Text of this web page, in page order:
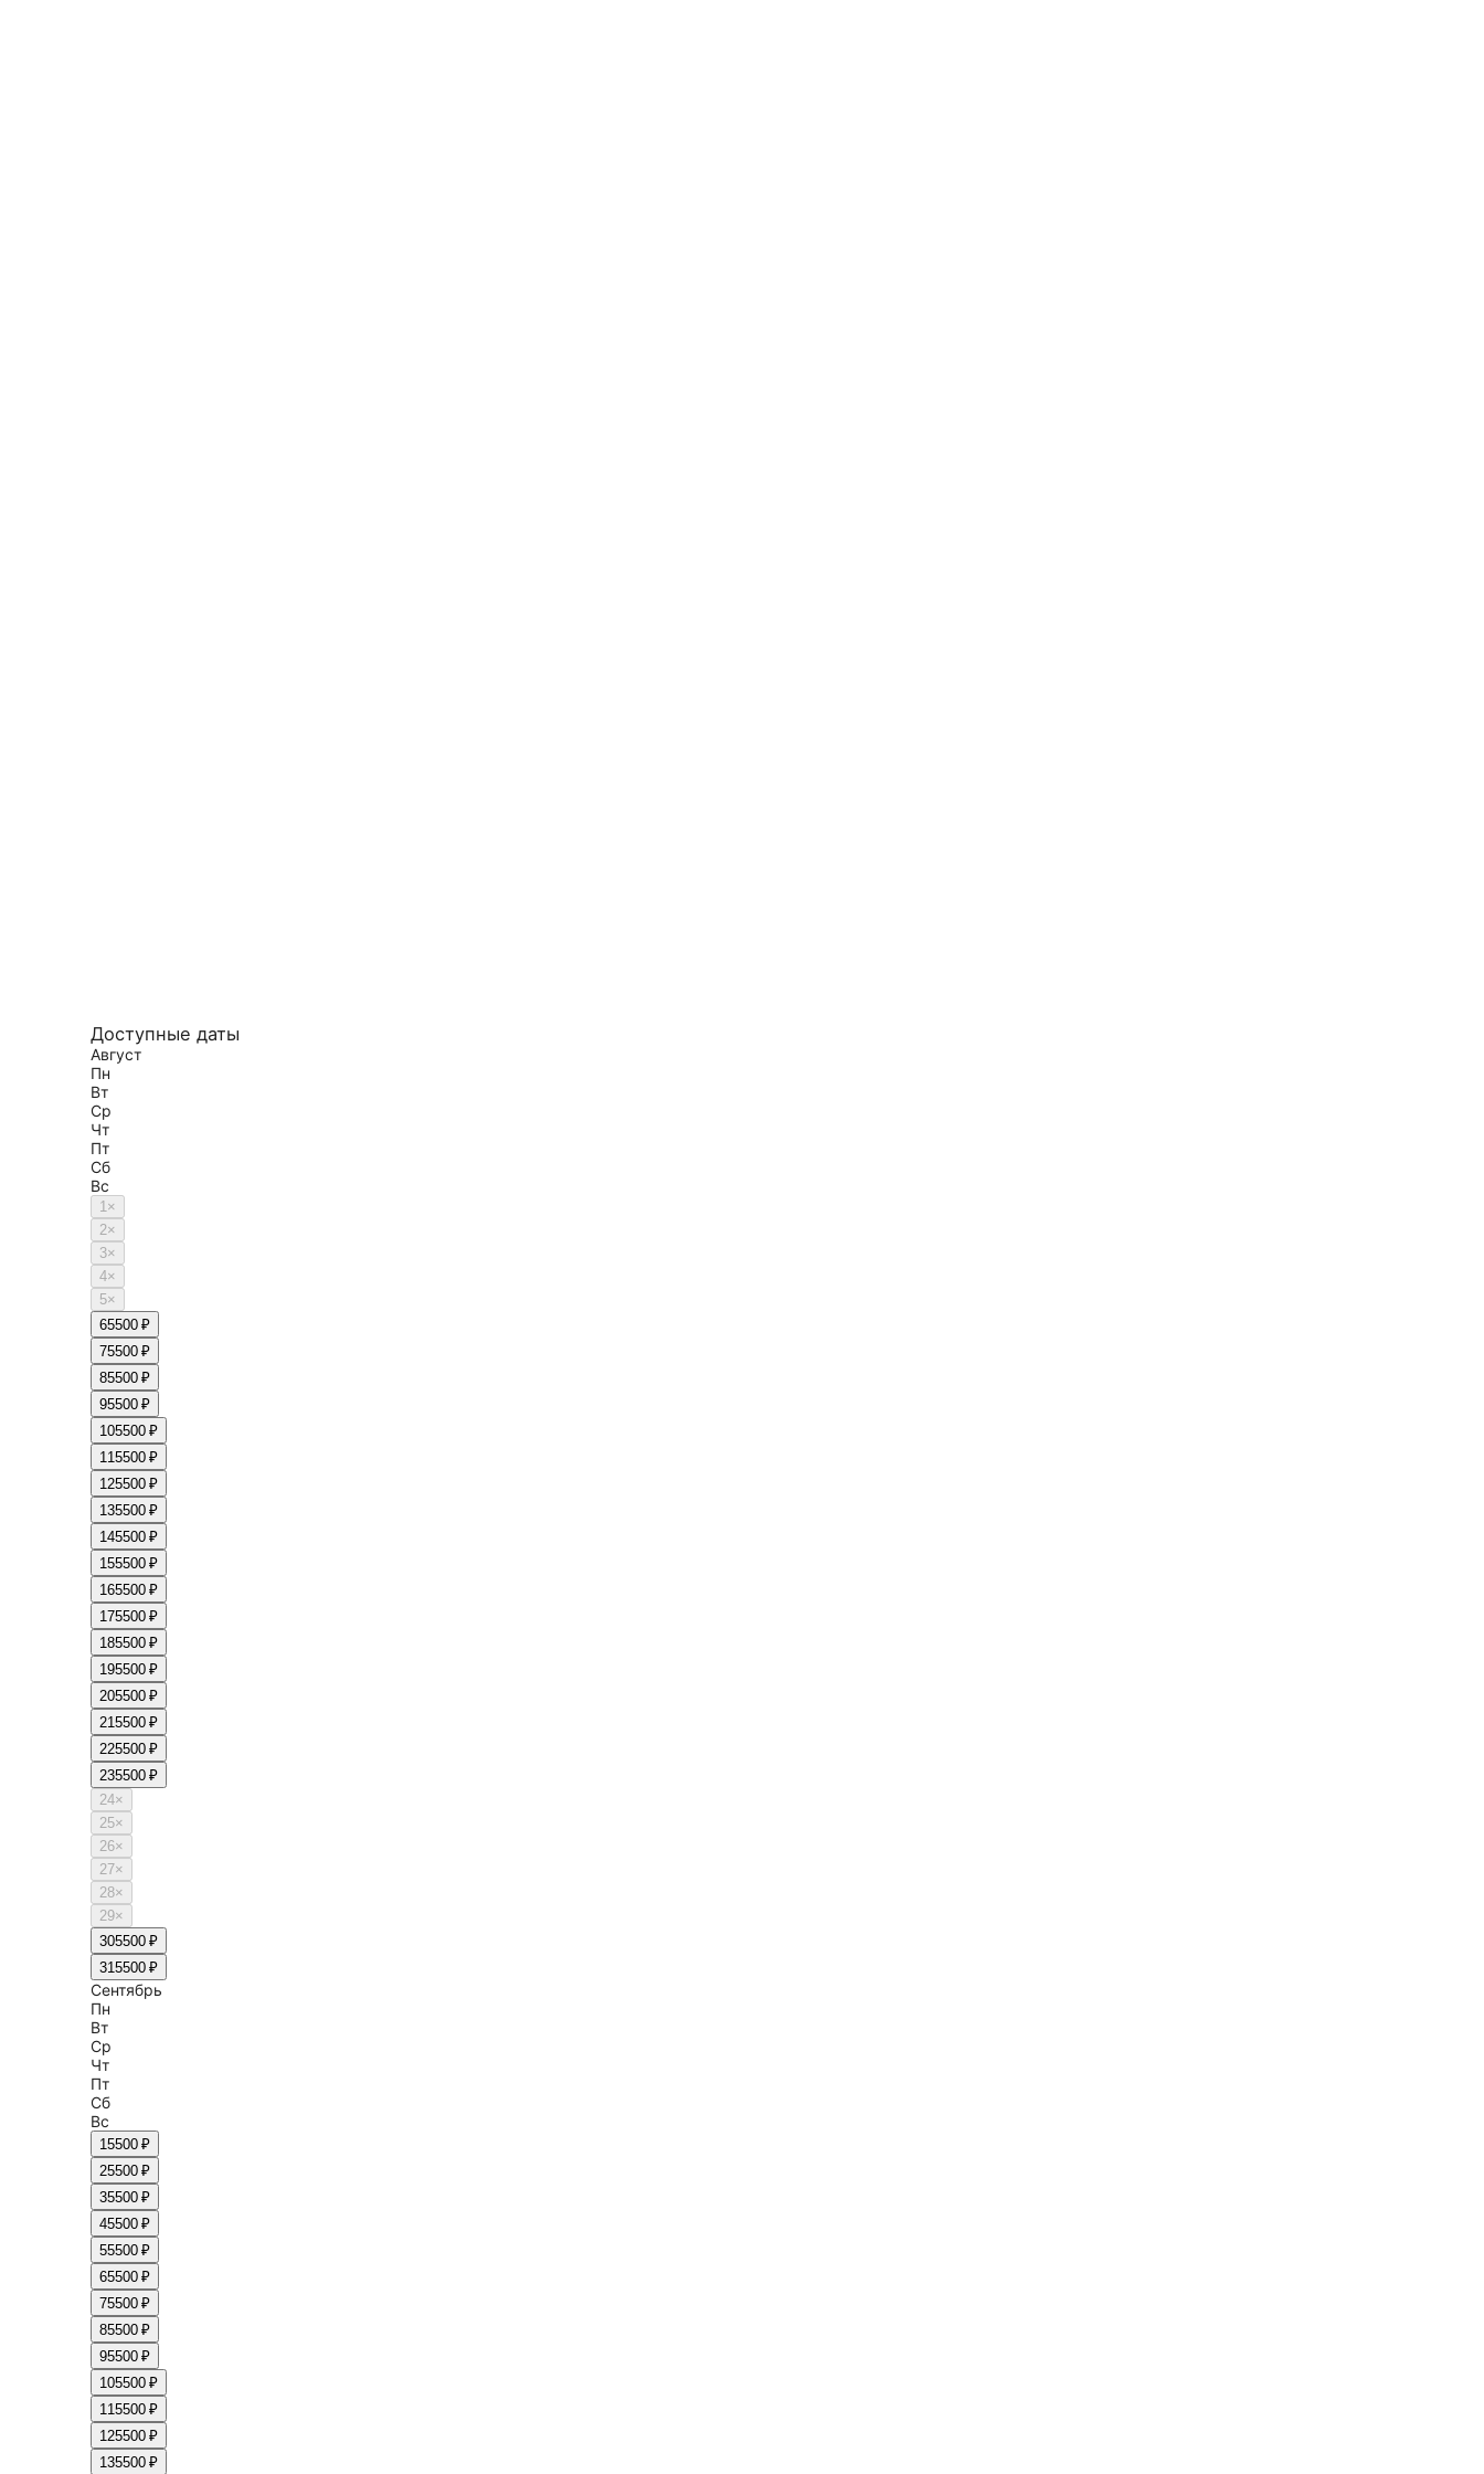
Доступные даты
Август
Пн
Вт
Ср
Чт
Пт
Сб
Вс
1×
2×
3×
4×
5×
65500 ₽
75500 ₽
85500 ₽
95500 ₽
105500 ₽
115500 ₽
125500 ₽
135500 ₽
145500 ₽
155500 ₽
165500 ₽
175500 ₽
185500 ₽
195500 ₽
205500 ₽
215500 ₽
225500 ₽
235500 ₽
24×
25×
26×
27×
28×
29×
305500 ₽
315500 ₽
Сентябрь
Пн
Вт
Ср
Чт
Пт
Сб
Вс
15500 ₽
25500 ₽
35500 ₽
45500 ₽
55500 ₽
65500 ₽
75500 ₽
85500 ₽
95500 ₽
105500 ₽
115500 ₽
125500 ₽
135500 ₽